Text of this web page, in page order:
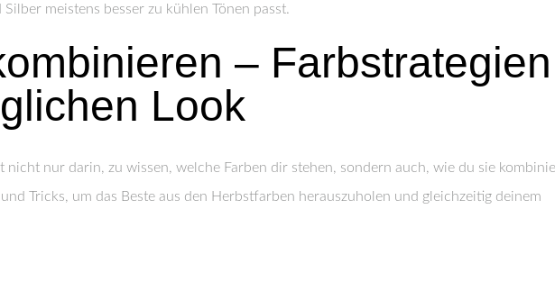
meistens besser zu kühlen Tönen passt.
– Farbstrategien
Look
nur darin, zu wissen, welche Farben dir stehen, sondern auch, wie du sie
Tricks, um das Beste aus den Herbstfarben herauszuholen und gleichzeitig deinem